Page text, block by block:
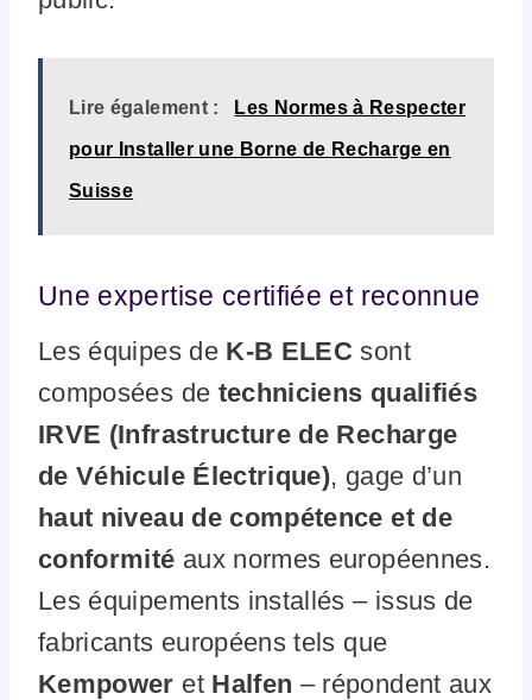
Lire également : Les Normes à Respecter
pour Installer une Borne de Recharge en
Suisse
Une expertise certifiée et reconnue
Les équipes de K-B ELEC sont
composées de techniciens qualifiés
IRVE (Infrastructure de Recharge
de Véhicule Électrique), gage d’un
haut niveau de compétence et de
conformité aux normes européennes.
Les équipements installés – issus de
fabricants européens tels que
Kempower et Halfen – répondent aux